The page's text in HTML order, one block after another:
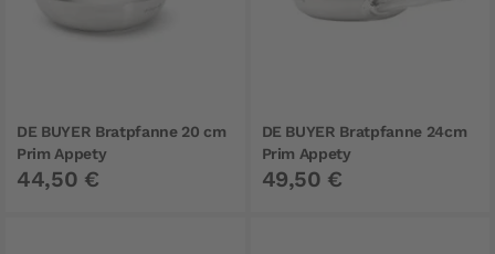
DE BUYER Bratpfanne 20 cm
Prim Appety
44,50 €
DE BUYER Bratpfanne 24cm
Prim Appety
49,50 €